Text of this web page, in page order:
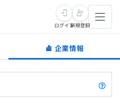
ログイン新規登録
企業情報